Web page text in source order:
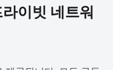
이빗 네트워